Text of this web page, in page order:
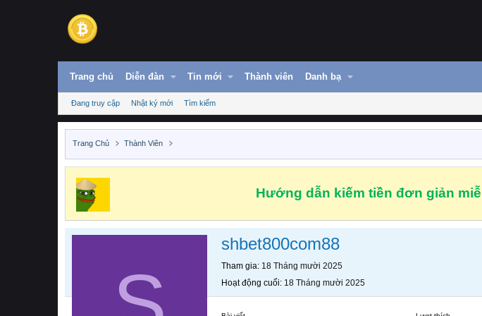
Trang chủ Diễn đàn Tin mới Thành viên Danh bạ
Đang truy cập Nhật ký mới Tìm kiếm
Trang Chủ Thành Viên
Hướng dẫn kiếm tiền đơn giản
shbet800com88
Tham gia 18 Tháng mười 2025
Hoạt động cuối 18 Tháng mười 2025